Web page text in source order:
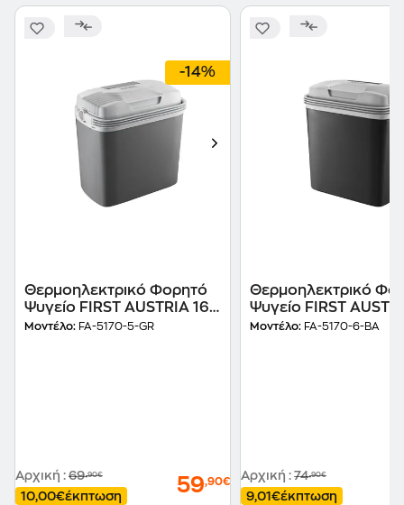
-14%
Θερμοηλεκτρικό Φορητό
Ψυγείο FIRST AUSTRIA 16
L Γκρι
Μοντέλο: FA-5170-5-GR
Αρχική : 69,90€
10,00€έκπτωση 59,90€
Θερμοηλεκτρικό
Ψυγείο FIRST
5170-6-BA 19 L
Μοντέλο: FA-5170-6-BA
Αρχική : 74,90€
9,01€έκπτωση